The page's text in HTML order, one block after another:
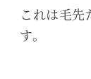
これは毛先
す。